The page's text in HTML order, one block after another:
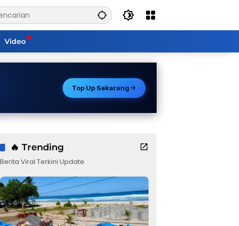
Video
Top Up Sekarang
🔥 Trending
Berita Viral Terkini Update